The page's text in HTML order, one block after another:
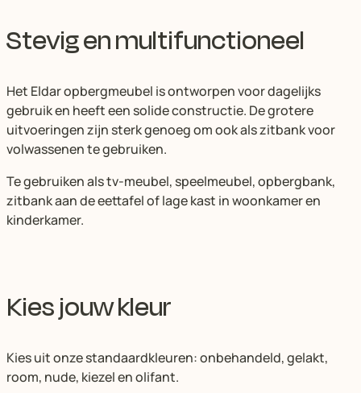
Stevig en multifunctioneel
Het Eldar opbergmeubel is ontworpen voor dagelijks
gebruik en heeft een solide constructie. De grotere
uitvoeringen zijn sterk genoeg om ook als zitbank voor
volwassenen te gebruiken.
Te gebruiken als tv-meubel, speelmeubel, opbergbank,
zitbank aan de eettafel of lage kast in woonkamer en
kinderkamer.
Kies jouw kleur
Kies uit onze standaardkleuren: onbehandeld, gelakt,
room, nude, kiezel en olifant.